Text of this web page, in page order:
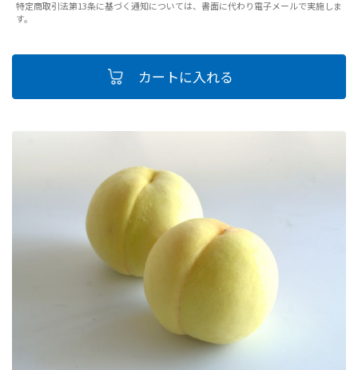
特定商取引法第13条に基づく通知については、書面に代わり電子メールで実施しま
す。